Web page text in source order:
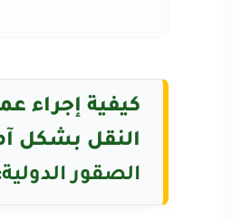
كيفية إجراء
النقل بشكل
الصقور الدولية